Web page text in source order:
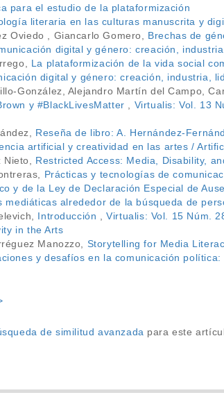
para el estudio de la plataformización
literaria en las culturas manuscrita y
Oviedo , Giancarlo Gomero, Brechas de
digital y género: creación,
La plataformización de la vida social
digital y género: creación, industria,
González, Alejandro Martín del Campo,
y #BlackLivesMatter
Virtualis: Vol. 13
Reseña de libro: A. Hernández-
artificial y creatividad en las artes /
Nieto, Restricted Access: Media, Disability,
Prácticas y tecnologías de
y de la Ley de Declaración Especial de
mediáticas alrededor de la búsqueda de
Introducción ,Virtualis: Vol. 15 Núm.
in the Arts
Manozzo, Storytelling for Media
y desafíos en la comunicación
de similitud avanzada para este